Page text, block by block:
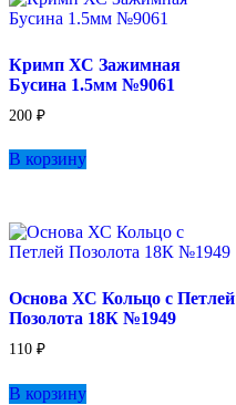
Кримп ХС Зажимная
Бусина 1.5мм №9061
200 ₽
В корзину
Основа ХС Кольцо с Петлей
Позолота 18К №1949
110 ₽
В корзину